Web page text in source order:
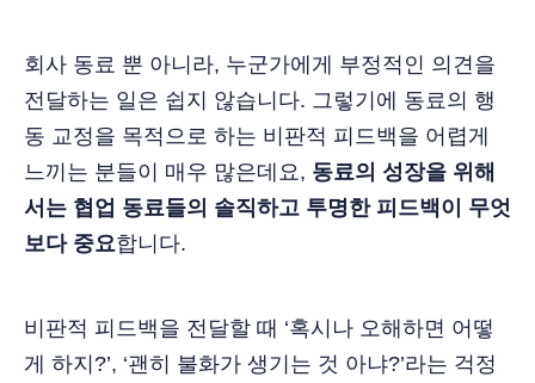
회사 동료 뿐 아니라, 누군가에게 부정적인 의견을
전달하는 일은 쉽지 않습니다. 그렇기에 동료의 행
동 교정을 목적으로 하는 비판적 피드백을 어렵게
느끼는 분들이 매우 많은데요, 동료의 성장을 위해
서는 협업 동료들의 솔직하고 투명한 피드백이 무엇
보다 중요합니다.
비판적 피드백을 전달할 때 ‘혹시나 오해하면 어떻
게 하지?’, ‘괜히 불화가 생기는 것 아냐?’라는 걱정